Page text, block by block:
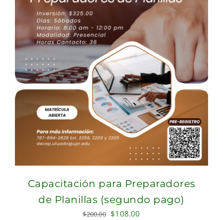
Capacitación para Preparadores
de Planillas (segundo pago)
$200.00 Original
$108.00